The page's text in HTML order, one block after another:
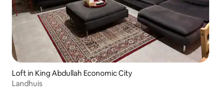
Loft in King Abdullah Economic City
Landhuis